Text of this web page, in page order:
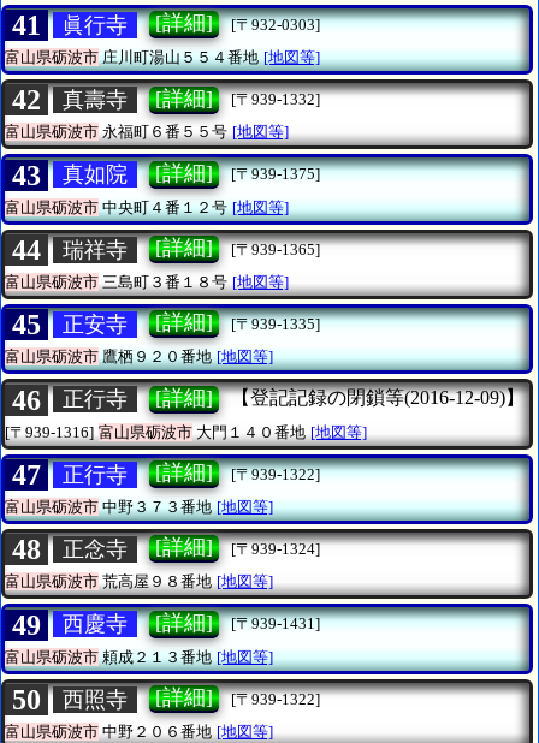
41 眞行寺 [詳細]
[〒932-0303]
富山県砺波市庄川町湯山５５４番地 [地図等]
42 真壽寺 [詳細]
[〒939-1332]
富山県砺波市永福町６番５５号 [地図等]
43 真如院 [詳細]
[〒939-1375]
富山県砺波市中央町４番１２号 [地図等]
44 瑞祥寺 [詳細]
[〒939-1365]
富山県砺波市三島町３番１８号 [地図等]
45 正安寺 [詳細]
[〒939-1335]
富山県砺波市鷹栖９２０番地 [地図等]
46 正行寺 [詳細] 【登記記録の閉鎖等(2016-12-09)】
[〒939-1316] 富山県砺波市 大門１４０番地 [地図等]
47 正行寺 [詳細]
[〒939-1322]
富山県砺波市中野３７３番地 [地図等]
48 正念寺 [詳細]
[〒939-1324]
富山県砺波市荒高屋９８番地 [地図等]
49 西慶寺 [詳細]
[〒939-1431]
富山県砺波市頼成２１３番地 [地図等]
50 西照寺 [詳細]
[〒939-1322]
富山県砺波市中野２０６番地 [地図等]